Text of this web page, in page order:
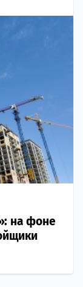
на фоне